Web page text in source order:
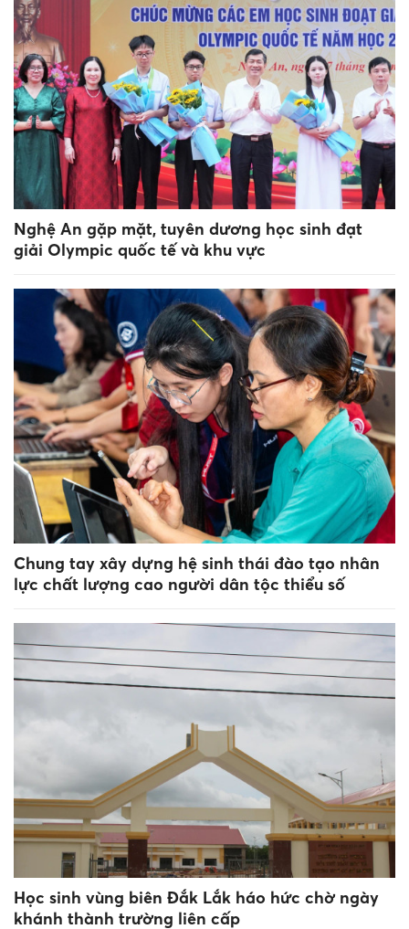
Nghệ An gặp mặt, tuyên dương học sinh đạt
giải Olympic quốc tế và khu vực
Chung tay xây dựng hệ sinh thái đào tạo nhân
lực chất lượng cao người dân tộc thiểu số
Học sinh vùng biên Đắk Lắk háo hức chờ ngày
khánh thành trường liên cấp